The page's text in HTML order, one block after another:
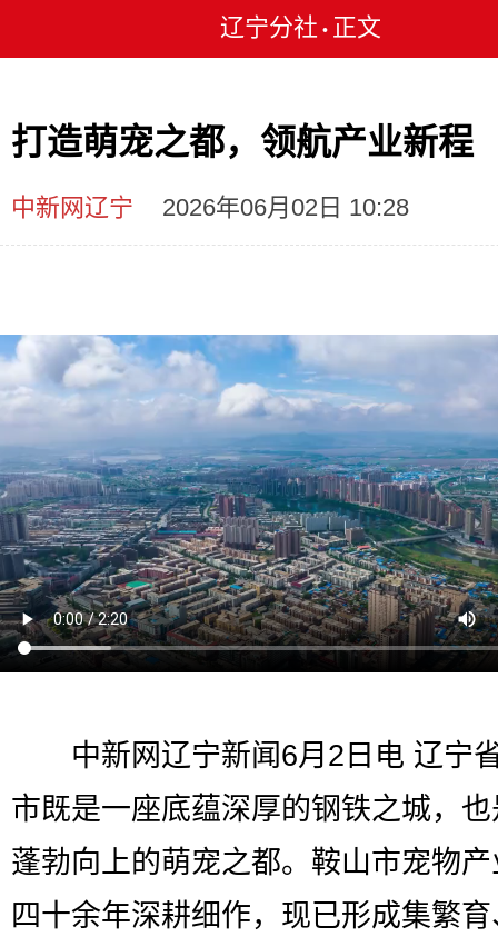
辽宁分社 • 正文
打造萌宠之都，领航产业新程
中新网辽宁 2026年06月02日 10:28
中新网辽宁新闻6月2日电 辽宁
市既是一座底蕴深厚的钢铁之城，
蓬勃向上的萌宠之都。鞍山市宠物
四十余年深耕细作，现已形成集繁